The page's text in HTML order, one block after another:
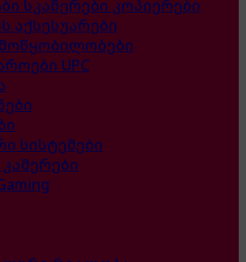
სკანერები კოპიერები
აქსესუარები
UPC
სისტემები